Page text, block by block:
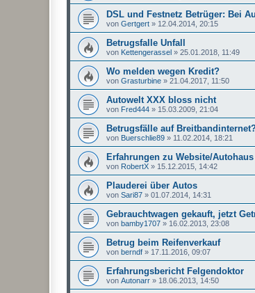
DSL und Festnetz Betrüger: Bei
von Gertgert » 12.04.2014, 20:15
Betrugsfalle Unfall
von Kettengerassel » 25.01.2018, 11:49
Wo melden wegen Kredit?
von Grasturbine » 21.04.2017, 11:50
Autowelt XXX bloss nicht
von Fred444 » 15.03.2009, 21:04
Betrugsfälle auf
von Buerschlie89 » 11.02.2014, 18:21
Erfahrungen zu Website/Autohaus
von RobertX » 15.12.2015, 14:42
Plauderei über Autos
von Sari87 » 01.07.2014, 14:31
Gebrauchtwagen gekauft, jetzt
von bamby1707 » 16.02.2013, 23:08
Betrug beim Reifenverkauf
von berndf » 17.11.2016, 09:07
Erfahrungsbericht Felgendoktor
von Autonarr » 18.06.2013, 14:50